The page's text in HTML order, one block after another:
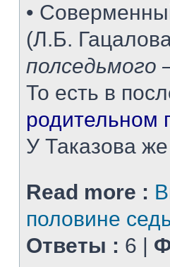
•
(Л.Б.
То есть в
родительном
У Таказова
Read more :
половине
Ответы : 6 |